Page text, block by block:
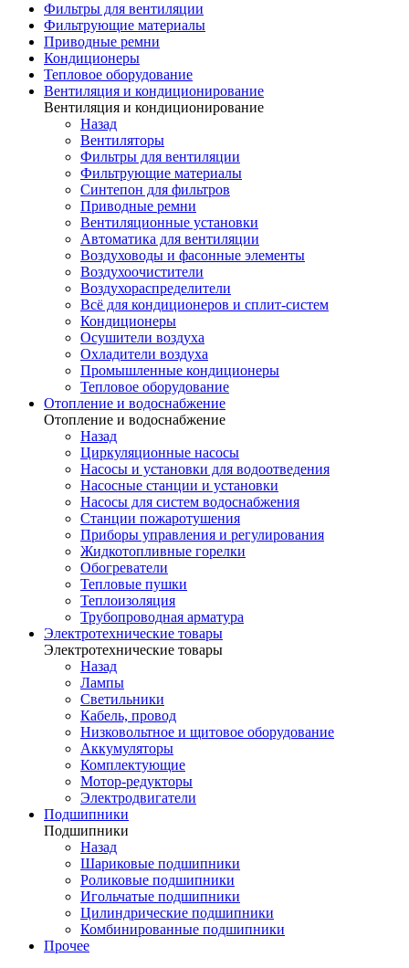
Фильтры для вентиляции
Фильтрующие материалы
Приводные ремни
Кондиционеры
Тепловое оборудование
Вентиляция и кондиционирование
Вентиляция и кондиционирование
Назад
Вентиляторы
Фильтры для вентиляции
Фильтрующие материалы
Синтепон для фильтров
Приводные ремни
Вентиляционные установки
Автоматика для вентиляции
Воздуховоды и фасонные элементы
Воздухоочистители
Воздухораспределители
Всё для кондиционеров и сплит-систем
Кондиционеры
Осушители воздуха
Охладители воздуха
Промышленные кондиционеры
Тепловое оборудование
Отопление и водоснабжение
Отопление и водоснабжение
Назад
Циркуляционные насосы
Насосы и установки для водоотведения
Насосные станции и установки
Насосы для систем водоснабжения
Станции пожаротушения
Приборы управления и регулирования
Жидкотопливные горелки
Обогреватели
Тепловые пушки
Теплоизоляция
Трубопроводная арматура
Электротехнические товары
Электротехнические товары
Назад
Лампы
Светильники
Кабель, провод
Низковольтное и щитовое оборудование
Аккумуляторы
Комплектующие
Мотор-редукторы
Электродвигатели
Подшипники
Подшипники
Назад
Шариковые подшипники
Роликовые подшипники
Игольчатые подшипники
Цилиндрические подшипники
Комбинированные подшипники
Прочее